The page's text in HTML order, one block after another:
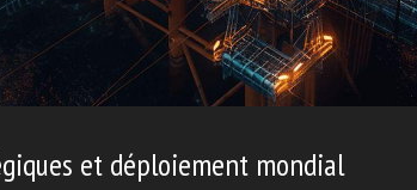
et déploiement mondial